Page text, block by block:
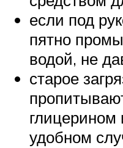
если под
пятно
водой, не
старое
глицерином
удобном